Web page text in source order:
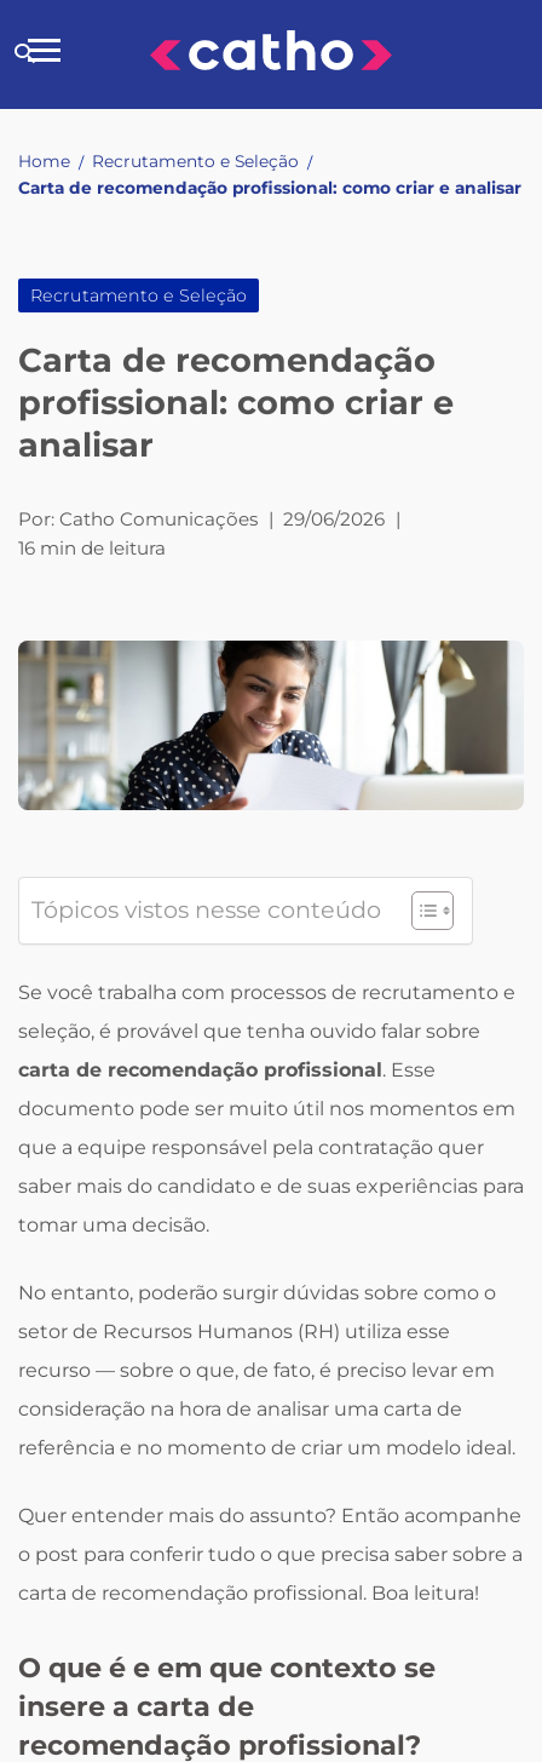
to
Buscar
Home / Recrutamento e Seleção /
Carta de recomendação profissional: como criar e analisar
Recrutamento e Seleção
Carta de recomendação
profissional: como criar e
analisar
Por: Catho Comunicações | 29/06/2026 |
16 min de leitura
Tópicos vistos nesse conteúdo
Se você trabalha com processos de recrutamento e
seleção, é provável que tenha ouvido falar sobre
carta de recomendação profissional. Esse
documento pode ser muito útil nos momentos em
que a equipe responsável pela contratação quer
saber mais do candidato e de suas experiências para
tomar uma decisão.
No entanto, poderão surgir dúvidas sobre como o
setor de Recursos Humanos (RH) utiliza esse
recurso — sobre o que, de fato, é preciso levar em
consideração na hora de analisar uma carta de
referência e no momento de criar um modelo ideal.
Quer entender mais do assunto? Então acompanhe
o post para conferir tudo o que precisa saber sobre a
carta de recomendação profissional. Boa leitura!
O que é e em que contexto se
insere a carta de
recomendação profissional?